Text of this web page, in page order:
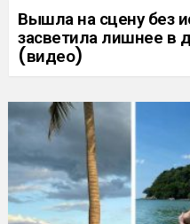
Вышла на сцену без
засветила лишнее в
(видео)